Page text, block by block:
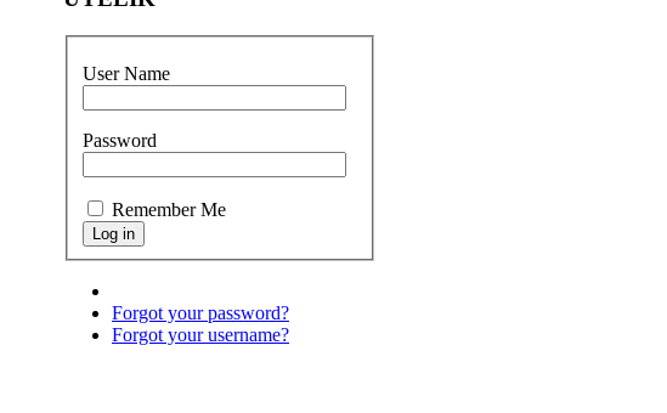
User Name
Password
Remember Me
Forgot your password?
Forgot your username?